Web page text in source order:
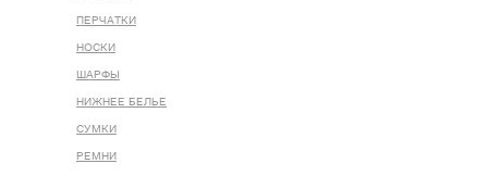
ПЕРЧАТКИ
НОСКИ
ШАРФЫ
НИЖНЕЕ БЕЛЬЕ
СУМКИ
РЕМНИ